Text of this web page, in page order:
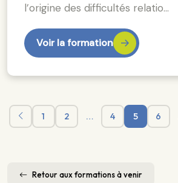
l’origine des difficultés relatio…
Voir la formation
1 2 … 4 5 6
Retour aux formations à venir